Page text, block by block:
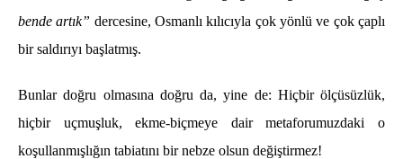
bende artık” dercesine, Osmanlı kılıcıyla çok yönlü ve çok çaplı
bir saldırıyı başlatmış.
Bunlar doğru olmasına doğru da, yine de: Hiçbir ölçüsüzlük,
hiçbir uçmuşluk, ekme-biçmeye dair metaforumuzdaki o
koşullanmışlığın tabiatını bir nebze olsun değiştirmez!